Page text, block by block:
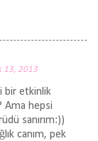
13, 2013
bir etkinlik
Ama hepsi
sanırım:))
canım, pek